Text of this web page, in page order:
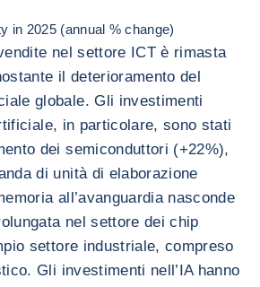
in 2025 (annual % change)
nel settore ICT è rimasta
il deterioramento del
globale. Gli investimenti
in particolare, sono stati
dei semiconduttori (+22%),
di unità di elaborazione
all’avanguardia nasconde
nel settore dei chip
settore industriale, compreso
Gli investimenti nell’IA hanno